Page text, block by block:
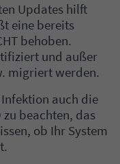
Updates hilft
eine bereits
behoben.
und außer
migriert werden.
auch die
beachten, das
ob Ihr System